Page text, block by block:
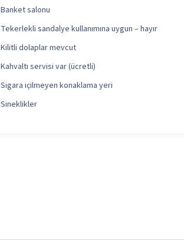
Banket salonu
Tekerlekli sandalye kullanımına uygun – hayır
Kilitli dolaplar mevcut
Kahvaltı servisi var (ücretli)
Sigara içilmeyen konaklama yeri
Sineklikler